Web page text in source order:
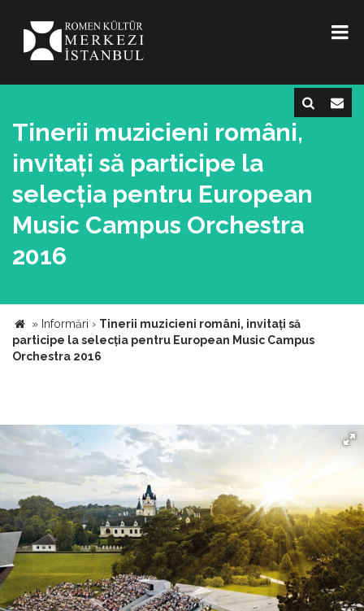
Tinerii muzicieni români,
invitați să participe la
selecția pentru European
Music Campus Orchestra
2016
» Informări › Tinerii muzicieni români, invitați să
participe la selecția pentru European Music Campus
Orchestra 2016